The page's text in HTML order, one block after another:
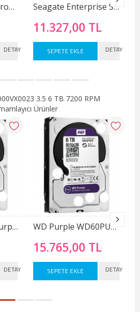
Seagate 3.5 8 TB Ironwolf Nas ST8000VN0022 SATA 3.0 7200 RPM Hard Disk
DETAY
Seagate Enterprise ST4000NM0035 SATA 3.0 7200 RPM 3.5 4 TB Harddisk
11.327,00 TL
SEPETE EKLE DETAY
3.5 6 TB 7200 RPM
Ürünler
Western Digital Purple WD60PURX 3.5" 6 TB SATA 3 HDD
DETAY
WD Purple WD60PURZ 6 TB 3.5" 5400 RPM HDD Güvenlik Diski
15.765,00 TL
SEPETE EKLE DETAY